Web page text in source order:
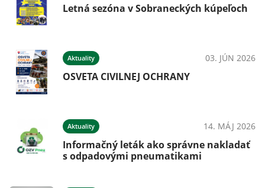
Letná sezóna v Sobraneckých kúpeľoch
Aktuality 03. JÚN 2026
OSVETA CIVILNEJ OCHRANY
Aktuality 14. MÁJ 2026
Informačný leták ako správne nakladať
s odpadovými pneumatikami